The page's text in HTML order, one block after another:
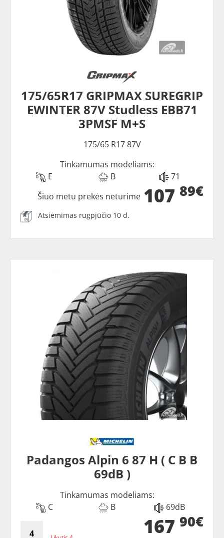
175/65R17 GRIPMAX SUREGRIP
EWINTER 87V Studless EBB71
3PMSF M+S
175/65 R17 87V
Tinkamumas modeliams:
E
B 71
107 89€
Šiuo metu prekės neturime
Atsiėmimas rugpjūčio 10 d.
Padangos Alpin 6 87 H ( C B B
69dB )
Tinkamumas modeliams:
C
B 69dB
167 90€